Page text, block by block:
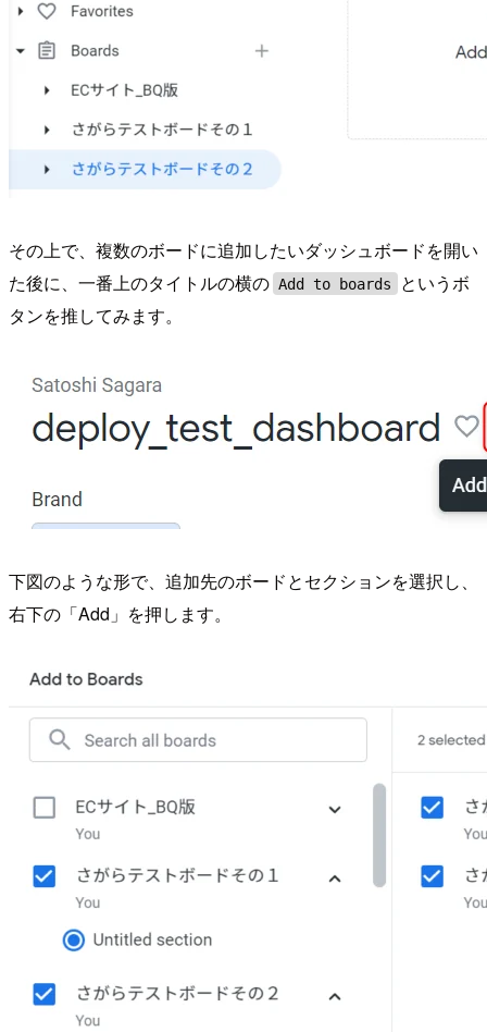
その上で、複数のボードに追加したいダッシュボードを開い
た後に、一番上のタイトルの横の Add to boards
というボ
タンを推してみます。
下図のような形で、追加先のボードとセクションを選択し、
右下の「Add」を押します。